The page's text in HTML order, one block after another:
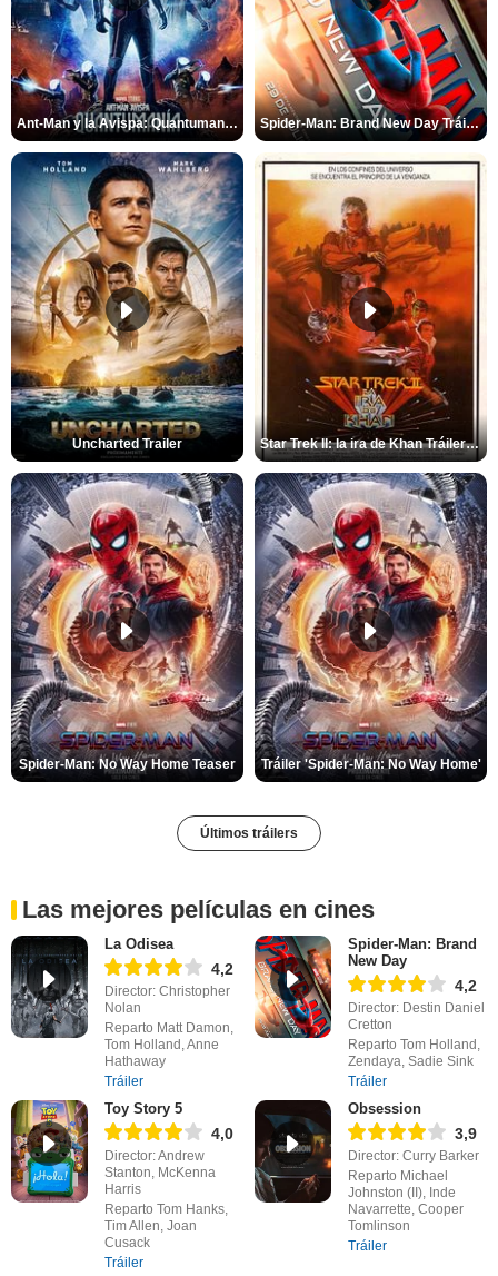
Ant-Man y la Avispa: Quantumanía Tráiler (2) Spider-Man: Brand New Day Tráiler (3)
Uncharted Trailer Star Trek II: la ira de Khan Tráiler VO
Spider-Man: No Way Home Teaser Tráiler 'Spider-Man: No Way Home'
Últimos tráilers
Las mejores películas en cines
La Odisea
4,2
Director: Christopher
Nolan
Reparto Matt Damon,
Tom Holland, Anne
Hathaway
Tráiler
Spider-Man: Brand
New Day
4,2
Director: Destin Daniel
Cretton
Reparto Tom Holland,
Zendaya, Sadie Sink
Tráiler
Toy Story 5
4,0
Director: Andrew
Stanton, McKenna
Harris
Reparto Tom Hanks,
Tim Allen, Joan
Cusack
Tráiler
Obsession
3,9
Director: Curry Barker
Reparto Michael
Johnston (II), Inde
Navarrette, Cooper
Tomlinson
Tráiler